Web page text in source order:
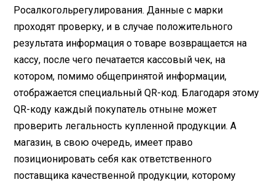
Росалкогольрегулирования. Данные с марки
проходят проверку, и в случае положительного
результата информация о товаре возвращается на
кассу, после чего печатается кассовый чек, на
котором, помимо общепринятой информации,
отображается специальный QR-код. Благодаря этому
QR-коду каждый покупатель отныне может
проверить легальность купленной продукции. А
магазин, в свою очередь, имеет право
позиционировать себя как ответственного
поставщика качественной продукции, которому